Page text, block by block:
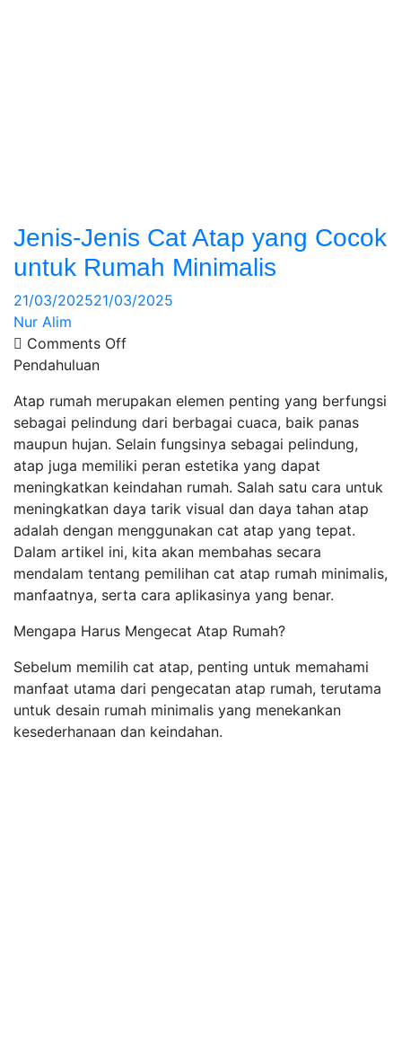
Jenis-Jenis Cat Atap yang Cocok
untuk Rumah Minimalis
21/03/202521/03/2025
Nur Alim
Comments Off
Pendahuluan
Atap rumah merupakan elemen penting yang berfungsi
sebagai pelindung dari berbagai cuaca, baik panas
maupun hujan. Selain fungsinya sebagai pelindung,
atap juga memiliki peran estetika yang dapat
meningkatkan keindahan rumah. Salah satu cara untuk
meningkatkan daya tarik visual dan daya tahan atap
adalah dengan menggunakan cat atap yang tepat.
Dalam artikel ini, kita akan membahas secara
mendalam tentang pemilihan cat atap rumah minimalis,
manfaatnya, serta cara aplikasinya yang benar.
Mengapa Harus Mengecat Atap Rumah?
Sebelum memilih cat atap, penting untuk memahami
manfaat utama dari pengecatan atap rumah, terutama
untuk desain rumah minimalis yang menekankan
kesederhanaan dan keindahan.